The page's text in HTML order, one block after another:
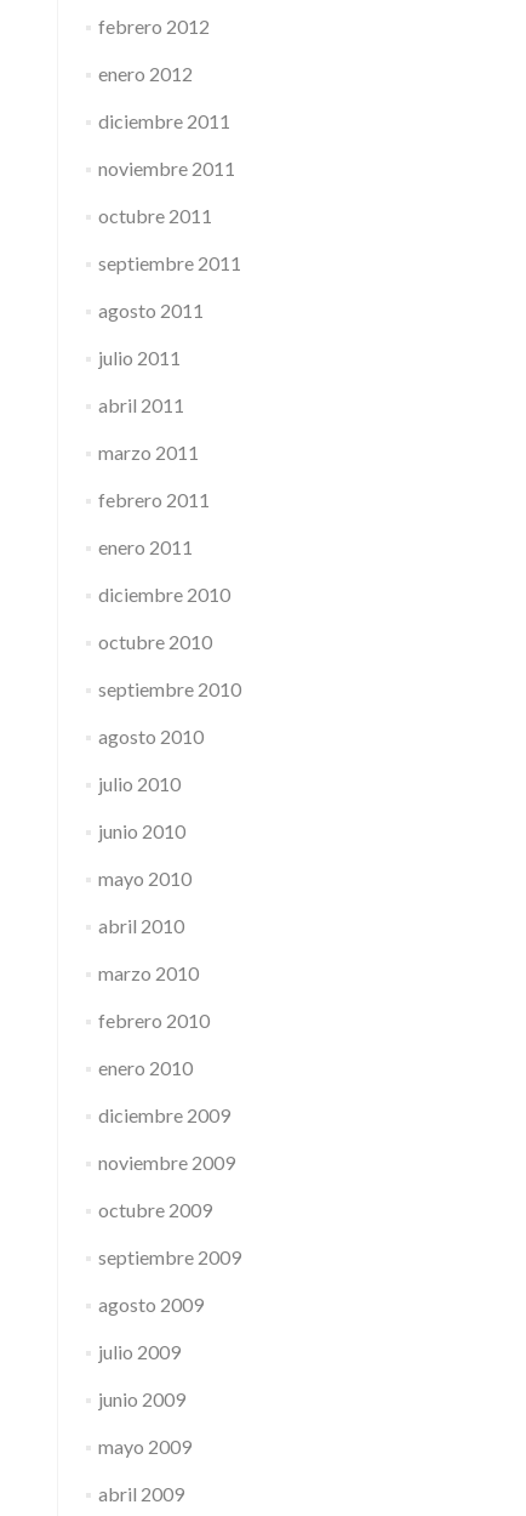
febrero 2012
enero 2012
diciembre 2011
noviembre 2011
octubre 2011
septiembre 2011
agosto 2011
julio 2011
abril 2011
marzo 2011
febrero 2011
enero 2011
diciembre 2010
octubre 2010
septiembre 2010
agosto 2010
julio 2010
junio 2010
mayo 2010
abril 2010
marzo 2010
febrero 2010
enero 2010
diciembre 2009
noviembre 2009
octubre 2009
septiembre 2009
agosto 2009
julio 2009
junio 2009
mayo 2009
abril 2009